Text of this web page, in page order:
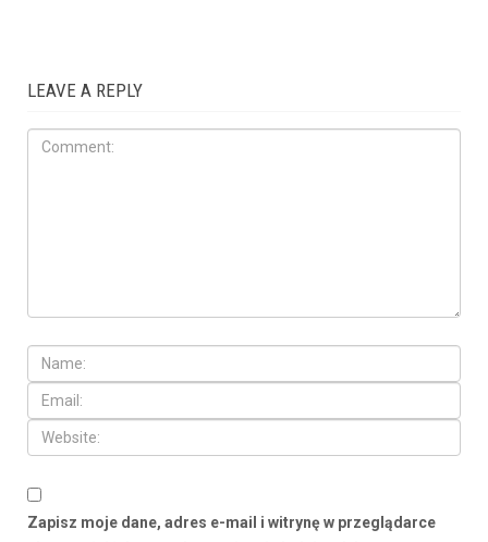
LEAVE A REPLY
Zapisz moje dane, adres e-mail i witrynę w przeglądarce